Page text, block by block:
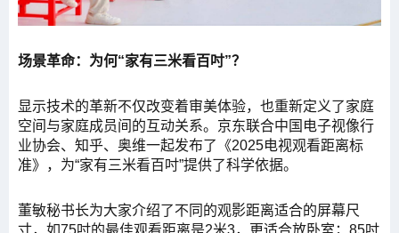
场景革命：为何“家有三米看百吋”？
显示技术的革新不仅改变着审美体验，也重新定义了家庭
空间与家庭成员间的互动关系。京东联合中国电子视像行
业协会、知乎、奥维一起发布了《2025电视观看距离标
准》，为“家有三米看百吋”提供了科学依据。
董敏秘书长为大家介绍了不同的观影距离适合的屏幕尺
寸，如75吋的最佳观看距离是2米3，更适合放卧室；85吋